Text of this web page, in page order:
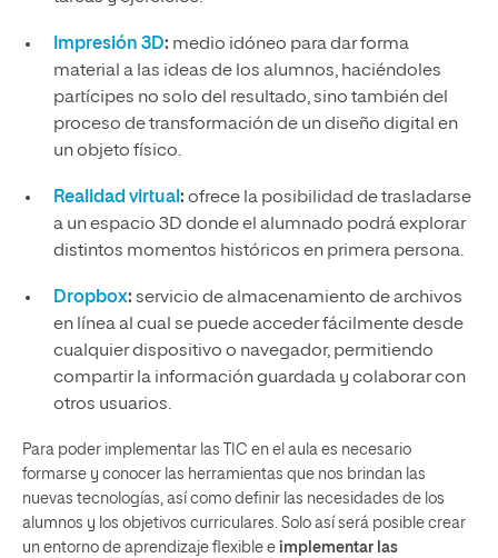
Impresión 3D: medio idóneo para dar forma
material a las ideas de los alumnos, haciéndoles
partícipes no solo del resultado, sino también del
proceso de transformación de un diseño digital en
un objeto físico.
Realidad virtual : ofrece la posibilidad de trasladarse
a un espacio 3D donde el alumnado podrá explorar
distintos momentos históricos en primera persona.
Dropbox: servicio de almacenamiento de archivos
en línea al cual se puede acceder fácilmente desde
cualquier dispositivo o navegador, permitiendo
compartir la información guardada y colaborar con
otros usuarios.
Para poder implementar las TIC en el aula es necesario
formarse y conocer las herramientas que nos brindan las
nuevas tecnologías, así como definir las necesidades de los
alumnos y los objetivos curriculares. Solo así será posible crear
un entorno de aprendizaje flexible e implementar las